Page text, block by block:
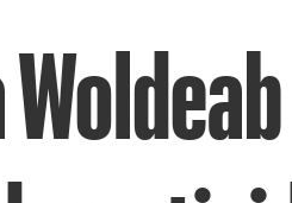
Woldeab